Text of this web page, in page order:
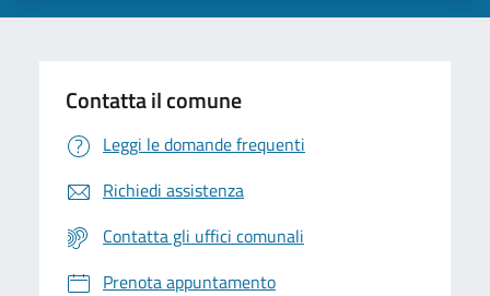
Contatta il comune
Leggi le domande frequenti
Richiedi assistenza
Contatta gli uffici comunali
Prenota appuntamento